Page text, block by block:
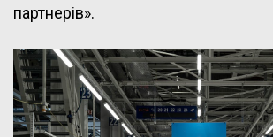
партнерів».